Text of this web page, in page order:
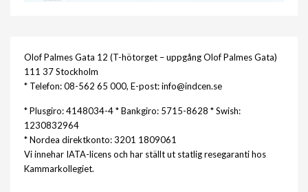
Olof Palmes Gata 12 (T-hötorget – uppgång Olof Palmes Gata)
111 37 Stockholm
* Telefon: 08-562 65 000, E-post: info@indcen.se
* Plusgiro: 4148034-4 * Bankgiro: 5715-8628 * Swish:
1230832964
* Nordea direktkonto: 3201 1809061
Vi innehar IATA-licens och har ställt ut statlig resegaranti hos
Kammarkollegiet.